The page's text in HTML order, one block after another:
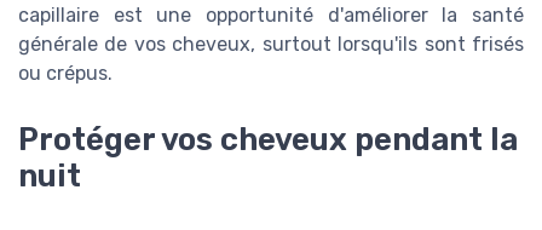
capillaire est une opportunité d'améliorer la santé
générale de vos cheveux, surtout lorsqu'ils sont frisés
ou crépus.
Protéger vos cheveux pendant la
nuit